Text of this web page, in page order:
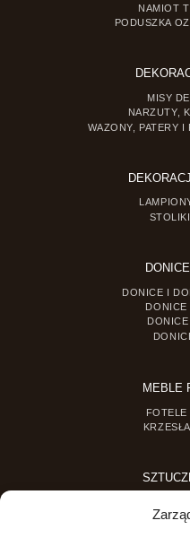
NAMIOT
PODUSZKA
MISY
NARZUTY,
WAZONY, PATERY
DONICE I
DONICE
MEBLE
FOTELE
SZTUCZNE